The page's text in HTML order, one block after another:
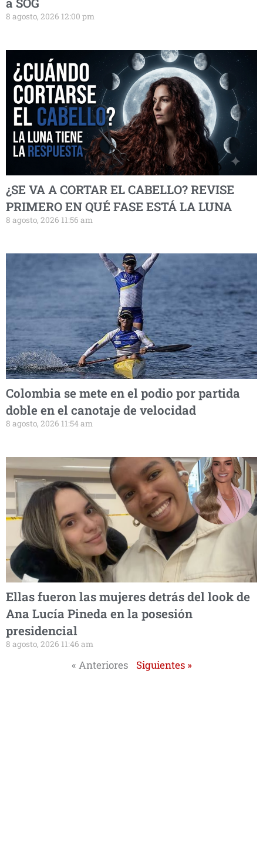
8 agosto, 2026 12:00 pm
¿SE VA A CORTAR EL CABELLO? REVISE
PRIMERO EN QUÉ FASE ESTÁ LA LUNA
8 agosto, 2026 11:56 am
Colombia se mete en el podio por partida
doble en el canotaje de velocidad
8 agosto, 2026 11:54 am
Ellas fueron las mujeres detrás del look de
Ana Lucía Pineda en la posesión
presidencial
8 agosto, 2026 11:46 am
« Anteriores Siguientes »